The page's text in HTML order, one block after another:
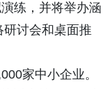
练，并将举办涵
讨会和桌面推
家中小企业。